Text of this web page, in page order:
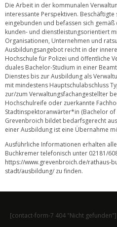
Die Arbeit in der kommunalen
interessante Perspektiven.
eingebunden und befassen sich
kunden- und dienstleistungsorientiert
Organisationen, Unternehmen und
Ausbildungsangebot reicht in der
Hochschule für Polizei und öffentliche
duales Bachelor-Studium in einer
Dienstes bis zur Ausbildung als
mit mindestens Hauptschulabschluss
zur/zum Verwaltungsfachangestellter
Hochschulreife oder zuerkannte
Stadtinspektoranwärter*in (Bachelor
Grevenbroich bildet bedarfsgerecht
einer Ausbildung ist eine Übernahme
Ausführliche Informationen erhalten
Buchkremer telefonisch unter 02181/
https://www.grevenbroich.de/rathaus-
stadt/ausbildung/ zu finden.
[contact-form-7 404 "Nicht gefunden"]